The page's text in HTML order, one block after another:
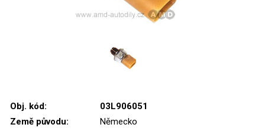
Obj. kód:
03L906051
Země původu:
Německo